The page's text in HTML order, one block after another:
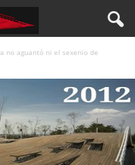
no aguantó ni el sexenio de